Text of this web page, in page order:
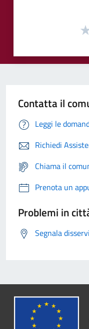
Contatta il
Leggi le
Richiedi
Chiama il
Prenota un
Problemi in
Segnala